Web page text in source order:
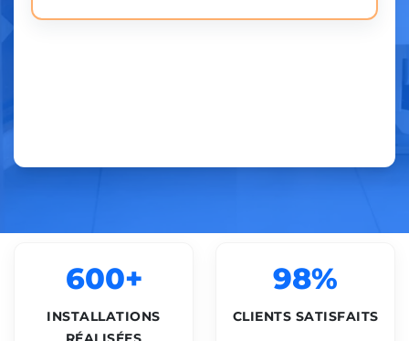
600+
INSTALLATIONS
98%
CLIENTS SATISFAITS